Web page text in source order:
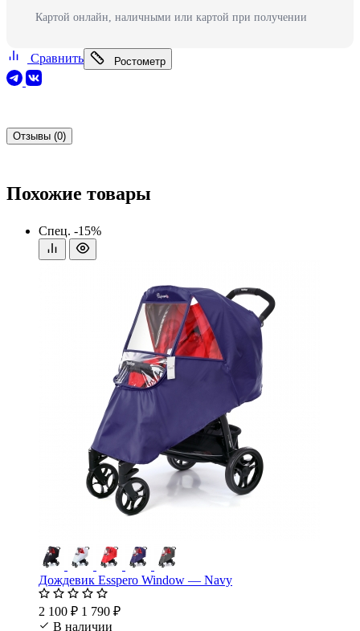
Картой онлайн, наличными или картой при получении
Сравнить Ростометр
Отзывы (0)
Похожие товары
Спец. -15%
Дождевик Esspero Window — Navy
2 100 ₽ 1 790 ₽
В наличии